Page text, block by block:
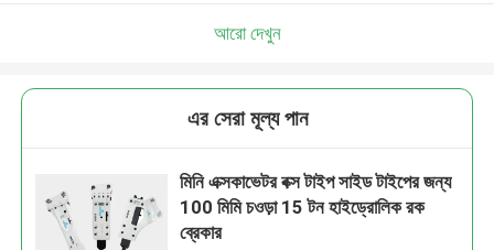
আরো দেখুন
এর সেরা মূল্য পান
মিনি এক্সকাভেটর বক্স টাইপ সাইড টাইপের জন্য
100 মিমি চওড়া 15 টন হাইড্রোলিক রক
ব্রেকার